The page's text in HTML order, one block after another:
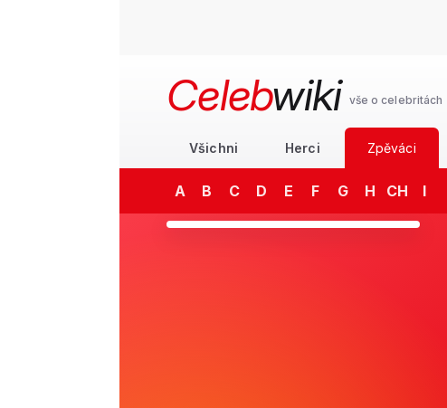
Celebwiki vše o celebritách
Všichni Herci Zpěváci
A B C D E F G H CH I